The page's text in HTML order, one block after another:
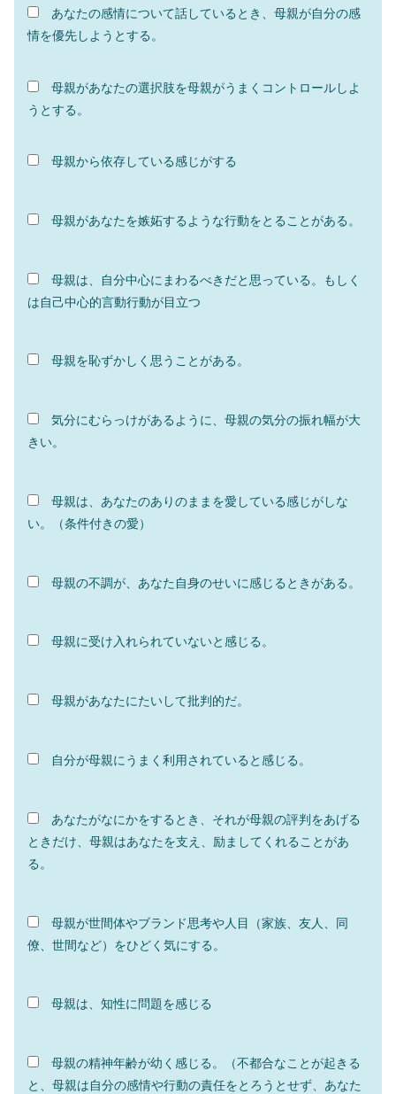
あなたの感情について話しているとき、母親が自分の感
情を優先しようとする。
母親があなたの選択肢を母親がうまくコントロールしよ
うとする。
母親から依存している感じがする
母親があなたを嫉妬するような行動をとることがある。
母親は、自分中心にまわるべきだと思っている。もしく
は自己中心的言動行動が目立つ
母親を恥ずかしく思うことがある。
気分にむらっけがあるように、母親の気分の振れ幅が大
きい。
母親は、あなたのありのままを愛している感じがしな
い。（条件付きの愛）
母親の不調が、あなた自身のせいに感じるときがある。
母親に受け入れられていないと感じる。
母親があなたにたいして批判的だ。
自分が母親にうまく利用されていると感じる。
あなたがなにかをするとき、それが母親の評判をあげる
ときだけ、母親はあなたを支え、励ましてくれることがあ
る。
母親が世間体やブランド思考や人目（家族、友人、同
僚、世間など）をひどく気にする。
母親は、知性に問題を感じる
母親の精神年齢が幼く感じる。（不都合なことが起きる
と、母親は自分の感情や行動の責任をとろうとせず、あなた